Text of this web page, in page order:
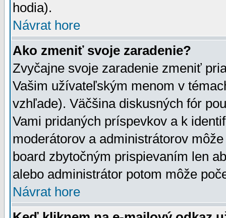
hodia).
Návrat hore
Ako zmeniť svoje zaradenie?
Zvyčajne svoje zaradenie zmeniť
Vašim užívateľským menom v
vzhľade). Väčšina diskusných fór
Vami pridaných príspevkov a k
moderátorov a administrátorov
board zbytočným prispievaním len
alebo administrátor potom môže
Návrat hore